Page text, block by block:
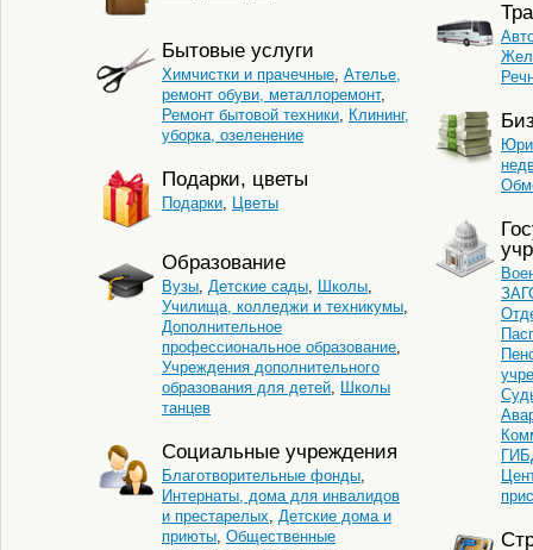
Бытовые услуги
Химчистки и прачечные, Ателье,
ремонт обуви, металлоремонт,
Ремонт бытовой техники, Клининг,
уборка, озеленение
Подарки, цветы
Подарки, Цветы
Образование
Вузы, Детские сады, Школы,
Училища, колледжи и техникумы,
Дополнительное
профессиональное образование,
Учреждения дополнительного
образования для детей, Школы
танцев
Социальные учреждения
Благотворительные фонды,
Интернаты, дома для инвалидов
и престарелых, Детские дома и
приюты, Общественные